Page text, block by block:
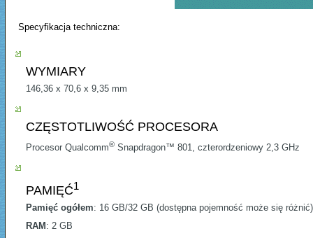
Specyfikacja techniczna:
WYMIARY
146,36 x 70,6 x 9,35 mm
CZĘSTOTLIWOŚĆ PROCESORA
Procesor Qualcomm® Snapdragon™ 801, czterordzeniowy 2,3 GHz
PAMIĘĆ1
Pamięć ogółem: 16 GB/32 GB (dostępna pojemność może się różnić)
RAM : 2 GB